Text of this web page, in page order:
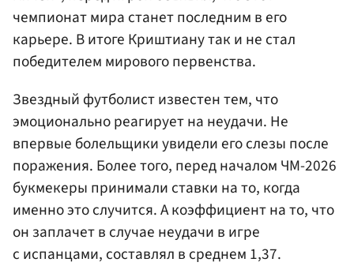
чемпионат мира станет последним в его
карьере. В итоге Криштиану так и не стал
победителем мирового первенства.
Звездный футболист известен тем, что
эмоционально реагирует на неудачи. Не
впервые болельщики увидели его слезы после
поражения. Более того, перед началом ЧМ-2026
букмекеры принимали ставки на то, когда
именно это случится. А коэффициент на то, что
он заплачет в случае неудачи в игре
с испанцами, составлял в среднем 1,37.